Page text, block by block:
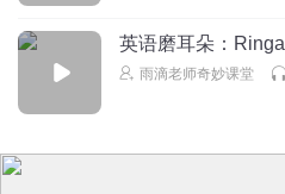
英语磨耳朵：Ringa
雨滴老师奇妙课堂